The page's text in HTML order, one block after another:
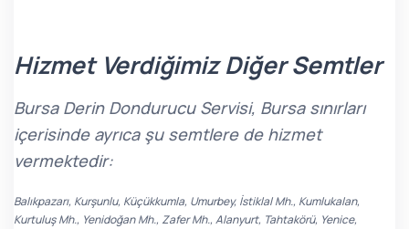
Hizmet Verdiğimiz Diğer Semtler
Bursa Derin Dondurucu Servisi, Bursa sınırları
içerisinde ayrıca şu semtlere de hizmet
vermektedir:
Balıkpazarı, Kurşunlu, Küçükkumla, Umurbey, İstiklal Mh., Kumlukalan,
Kurtuluş Mh., Yenidoğan Mh., Zafer Mh., Alanyurt, Tahtakörü, Yenice,